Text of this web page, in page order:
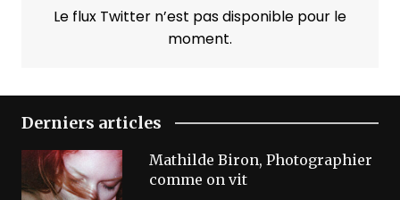
Le flux Twitter n’est pas disponible pour le
moment.
Derniers articles
Mathilde Biron, Photographier
comme on vit